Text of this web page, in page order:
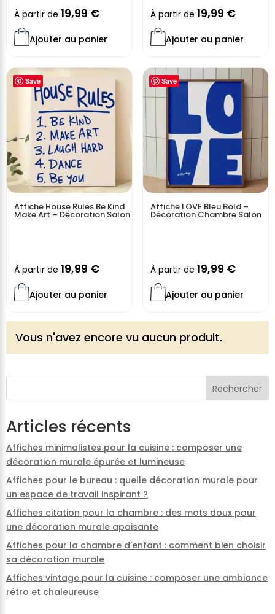
À partir de 19,99 €
Ajouter au panier
À partir de 19,99 €
Ajouter au panier
Save
Affiche House Rules Be Kind
Make Art – Décoration Salon
À partir de 19,99 €
Ajouter au panier
Save
Affiche LOVE Bleu Bold –
Décoration Chambre Salon
À partir de 19,99 €
Ajouter au panier
Vous n'avez encore vu aucun produit.
Rechercher
Articles récents
Affiches minimalistes pour la cuisine : composer une
décoration murale épurée et lumineuse
Affiches pour le bureau : quelle décoration murale pour
un espace de travail inspirant ?
Affiches citation pour la chambre : des mots doux pour
une décoration murale apaisante
Affiches pour la chambre d’enfant : comment bien choisir
sa décoration murale
Affiches vintage pour la cuisine : composer une ambiance
rétro et chaleureuse